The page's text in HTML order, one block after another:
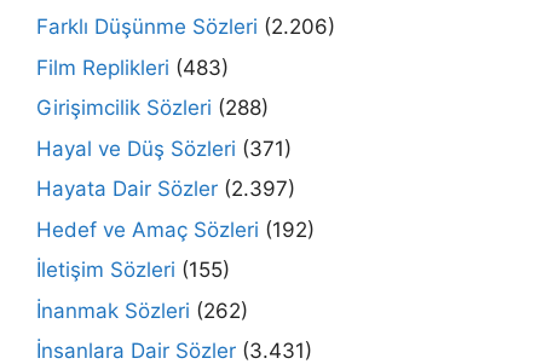
Farklı Düşünme Sözleri (2.206)
Film Replikleri (483)
Girişimcilik Sözleri (288)
Hayal ve Düş Sözleri (371)
Hayata Dair Sözler (2.397)
Hedef ve Amaç Sözleri (192)
İletişim Sözleri (155)
İnanmak Sözleri (262)
İnsanlara Dair Sözler (3.431)